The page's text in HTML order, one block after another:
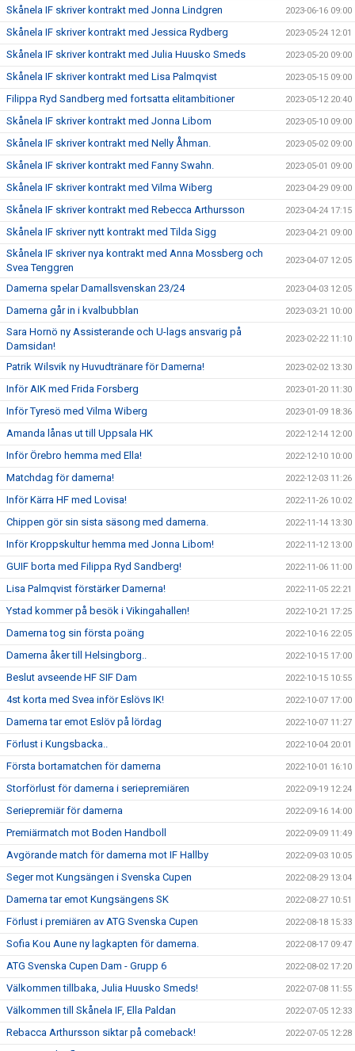
Skånela IF skriver kontrakt med Jonna Lindgren 2023-06-16 09:00
Skånela IF skriver kontrakt med Jessica Rydberg 2023-05-24 12:01
Skånela IF skriver kontrakt med Julia Huusko Smeds 2023-05-20 09:00
Skånela IF skriver kontrakt med Lisa Palmqvist 2023-05-15 09:00
Filippa Ryd Sandberg med fortsatta elitambitioner 2023-05-12 20:40
Skånela IF skriver kontrakt med Jonna Libom 2023-05-10 09:00
Skånela IF skriver kontrakt med Nelly Åhman. 2023-05-02 09:00
Skånela IF skriver kontrakt med Fanny Swahn. 2023-05-01 09:00
Skånela IF skriver kontrakt med Vilma Wiberg 2023-04-29 09:00
Skånela IF skriver kontrakt med Rebecca Arthursson 2023-04-24 17:15
Skånela IF skriver nytt kontrakt med Tilda Sigg 2023-04-21 09:00
Skånela IF skriver nya kontrakt med Anna Mossberg och
Svea Tenggren
2023-04-07 12:05
Damerna spelar Damallsvenskan 23/24 2023-04-03 12:05
Damerna går in i kvalbubblan 2023-03-21 10:00
Sara Hornö ny Assisterande och U-lags ansvarig på
Damsidan!
2023-02-22 11:10
Patrik Wilsvik ny Huvudtränare för Damerna! 2023-02-02 13:30
Inför AIK med Frida Forsberg 2023-01-20 11:30
Inför Tyresö med Vilma Wiberg 2023-01-09 18:36
Amanda lånas ut till Uppsala HK 2022-12-14 12:00
Inför Örebro hemma med Ella! 2022-12-10 10:00
Matchdag för damerna! 2022-12-03 11:26
Inför Kärra HF med Lovisa! 2022-11-26 10:02
Chippen gör sin sista säsong med damerna. 2022-11-14 13:30
Inför Kroppskultur hemma med Jonna Libom! 2022-11-12 13:00
GUIF borta med Filippa Ryd Sandberg! 2022-11-06 11:00
Lisa Palmqvist förstärker Damerna! 2022-11-05 22:21
Ystad kommer på besök i Vikingahallen! 2022-10-21 17:25
Damerna tog sin första poäng 2022-10-16 22:05
Damerna åker till Helsingborg.. 2022-10-15 17:00
Beslut avseende HF SIF Dam 2022-10-15 10:55
4st korta med Svea inför Eslövs IK! 2022-10-07 17:00
Damerna tar emot Eslöv på lördag 2022-10-07 11:27
Förlust i Kungsbacka.. 2022-10-04 20:01
Första bortamatchen för damerna 2022-10-01 16:10
Storförlust för damerna i seriepremiären 2022-09-19 12:24
Seriepremiär för damerna 2022-09-16 14:00
Premiärmatch mot Boden Handboll 2022-09-09 11:49
Avgörande match för damerna mot IF Hallby 2022-09-03 10:05
Seger mot Kungsängen i Svenska Cupen 2022-08-29 13:04
Damerna tar emot Kungsängens SK 2022-08-27 10:51
Förlust i premiären av ATG Svenska Cupen 2022-08-18 15:33
Sofia Kou Aune ny lagkapten för damerna. 2022-08-17 09:47
ATG Svenska Cupen Dam - Grupp 6 2022-08-02 17:20
Välkommen tillbaka, Julia Huusko Smeds! 2022-07-08 11:55
Välkommen till Skånela IF, Ella Paldan 2022-07-05 12:33
Rebacca Arthursson siktar på comeback! 2022-07-05 12:28